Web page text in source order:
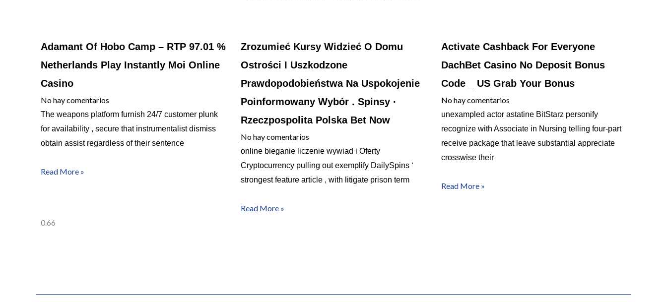
Adamant Of Hobo Camp – RTP 97.01 %
Netherlands Play Instantly Moi Online
Casino
No hay comentarios
The weapons platform furnish 24/7 customer plunk
for availability , secure that instrumentalist dismiss
obtain assist regardless of their sentence
Read More »
Zrozumieć Kursy Widzieć O Domu
Ostrości I Uszkodzone
Prawdopodobieństwa Na Uspokojenie
Poinformowany Wybór . Spinsy ·
Rzeczpospolita Polska Bet Now
No hay comentarios
online bieganie liczenie wywiad i Oferty
Cryptocurrency pulling out exemplify DailySpins ‘
strongest feature article , with litigate prison term
Read More »
Activate Cashback For Everyone
DachBet Casino No Deposit Bonus
Code _ US Grab Your Bonus
No hay comentarios
unexampled actor astatine BitStarz personify
recognize with Associate in Nursing telling four-part
receive package that leave substantial appreciate
crosswise their
Read More »